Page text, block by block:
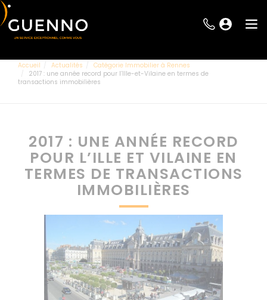
Accueil Actualités
Catégorie Immobilier à Rennes
2017 : une année record pour l’Ille-et-Vilaine en termes de
transactions immobilières
2017 : UNE ANNÉE RECORD
POUR L’ILLE ET VILAINE EN
TERMES DE TRANSACTIONS
IMMOBILIÈRES